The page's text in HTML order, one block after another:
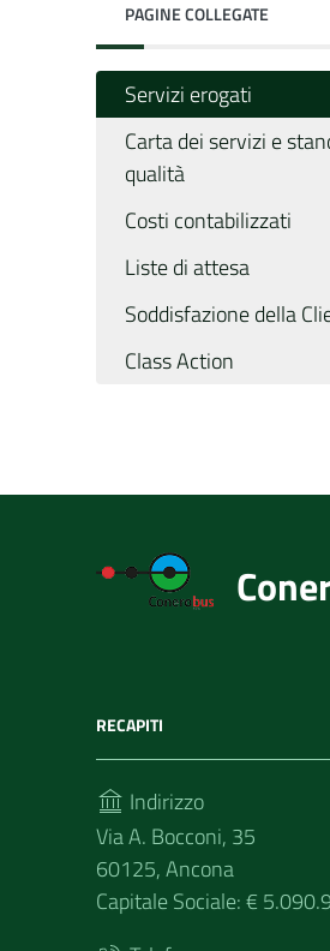
PAGINE COLLEGATE
Servizi erogati
Carta dei servizi e
qualità
Costi contabilizzati
Liste di attesa
Soddisfazione della
Class Action
RECAPITI
Indirizzo
Via A. Bocconi, 35
60125, Ancona
Capitale Sociale: €